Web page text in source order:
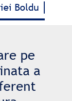
Boldu
pe
a